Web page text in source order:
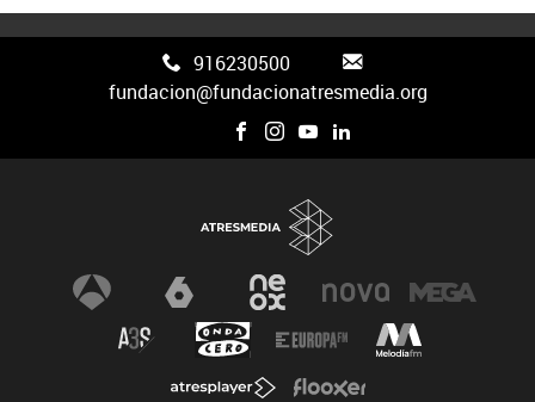
916230500
fundacion@fundacionatresmedia.org